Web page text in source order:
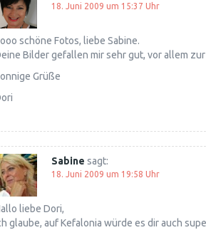
18. Juni 2009 um 15:37 Uhr
schöne Fotos, liebe Sabine.
Bilder gefallen mir sehr gut, vor allem
Grüße
Sabine sagt:
18. Juni 2009 um 19:58 Uhr
liebe Dori,
glaube, auf Kefalonia würde es dir auch